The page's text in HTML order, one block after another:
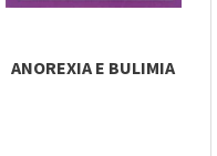
ANOREXIA E BULIMIA